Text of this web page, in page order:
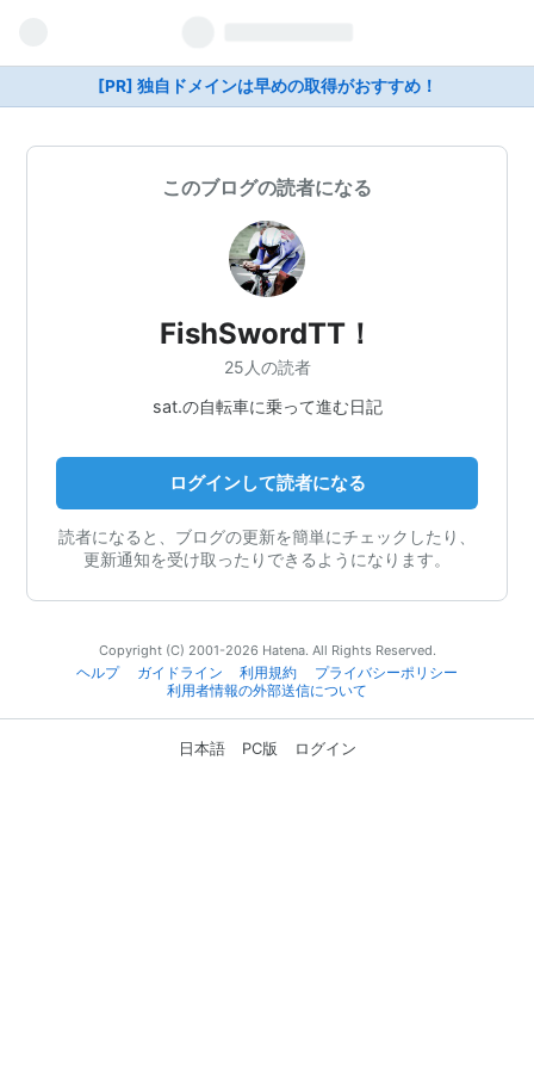
[PR] 独自ドメインは早めの取得がおすすめ！
このブログの読者になる
FishSwordTT！
25人の読者
sat.の自転車に乗って進む日記
ログインして読者になる
読者になると、ブログの更新を簡単にチェックしたり、
更新通知を受け取ったりできるようになります。
Copyright (C) 2001-2026 Hatena. All Rights Reserved.
ヘルプ
ガイドライン 利用規約
プライバシーポリシー
利用者情報の外部送信について
日本語 PC版 ログイン